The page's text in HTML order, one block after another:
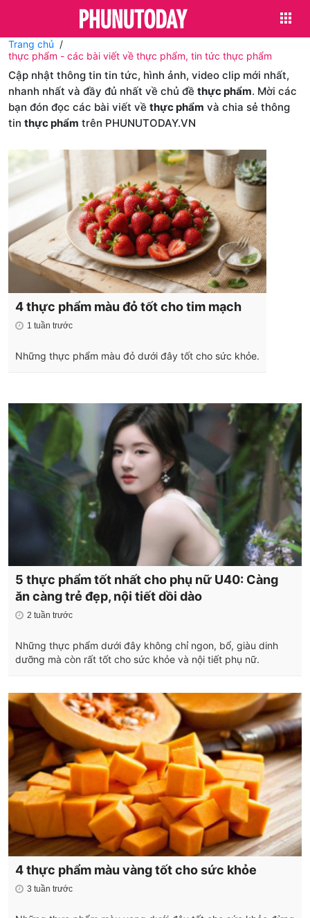
Trang chủ
thực phẩm - các bài viết về thực phẩm, tin tức thực phẩm
Cập nhật thông tin tin tức, hình ảnh, video clip mới nhất,
nhanh nhất và đầy đủ nhất về chủ đề thực phẩm. Mời các
bạn đón đọc các bài viết về thực phẩm và chia sẻ thông
tin thực phẩm trên PHUNUTODAY.VN
4 thực phẩm màu đỏ tốt cho tim mạch
1 tuần trước
Những thực phẩm màu đỏ dưới đây tốt cho sức khỏe.
5 thực phẩm tốt nhất cho phụ nữ U40: Càng
ăn càng trẻ đẹp, nội tiết dồi dào
2 tuần trước
Những thực phẩm dưới đây không chỉ ngon, bổ, giàu dinh
dưỡng mà còn rất tốt cho sức khỏe và nội tiết phụ nữ.
4 thực phẩm màu vàng tốt cho sức khỏe
3 tuần trước